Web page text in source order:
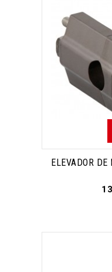
ELEVADOR